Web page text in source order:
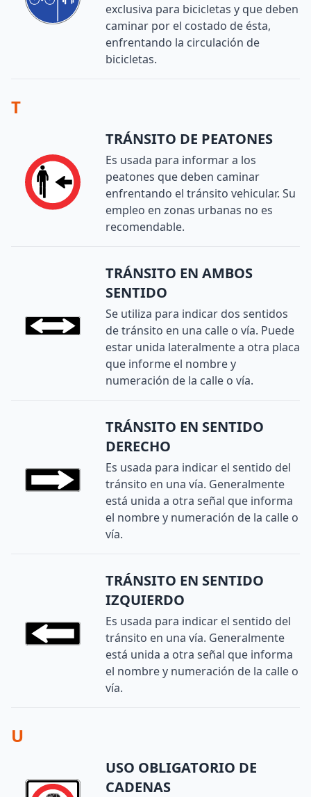
exclusiva para bicicletas y que deben
caminar por el costado de ésta,
enfrentando la circulación de
bicicletas.
T
TRÁNSITO DE PEATONES
Es usada para informar a los
peatones que deben caminar
enfrentando el tránsito vehicular. Su
empleo en zonas urbanas no es
recomendable.
TRÁNSITO EN AMBOS
SENTIDO
Se utiliza para indicar dos sentidos
de tránsito en una calle o vía. Puede
estar unida lateralmente a otra placa
que informe el nombre y
numeración de la calle o vía.
TRÁNSITO EN SENTIDO
DERECHO
Es usada para indicar el sentido del
tránsito en una vía. Generalmente
está unida a otra señal que informa
el nombre y numeración de la calle o
vía.
TRÁNSITO EN SENTIDO
IZQUIERDO
Es usada para indicar el sentido del
tránsito en una vía. Generalmente
está unida a otra señal que informa
el nombre y numeración de la calle o
vía.
U
USO OBLIGATORIO DE
CADENAS